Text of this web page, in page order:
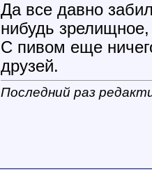
Да все давно
нибудь
С пивом еще
друзей.
Последний раз